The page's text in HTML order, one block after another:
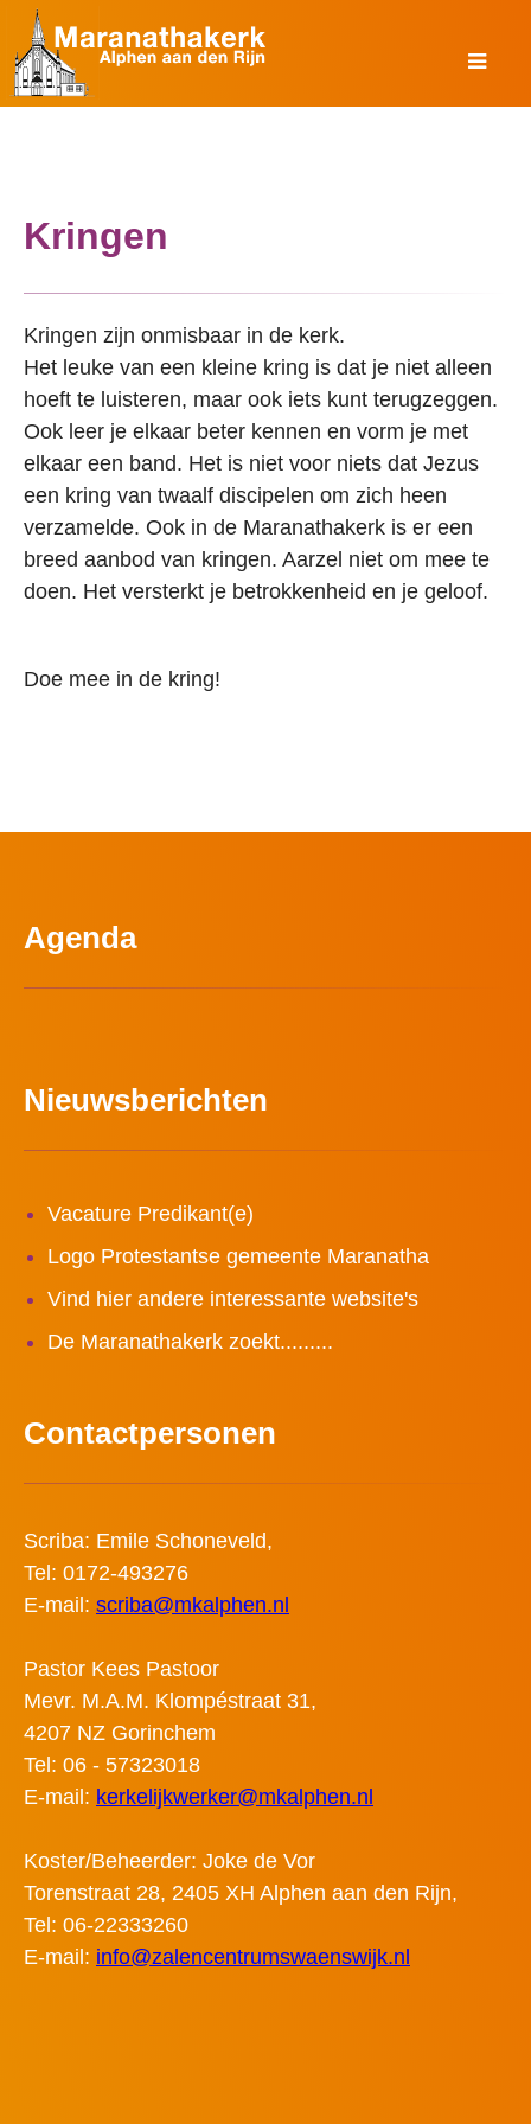
Kringen
Kringen zijn onmisbaar in de kerk.
Het leuke van een kleine kring is dat je niet alleen
hoeft te luisteren, maar ook iets kunt terugzeggen.
Ook leer je elkaar beter kennen en vorm je met
elkaar een band. Het is niet voor niets dat Jezus
een kring van twaalf discipelen om zich heen
verzamelde. Ook in de Maranathakerk is er een
breed aanbod van kringen. Aarzel niet om mee te
doen. Het versterkt je betrokkenheid en je geloof.
Doe mee in de kring!
Agenda
Nieuwsberichten
Vacature Predikant(e)
Logo Protestantse gemeente Maranatha
Vind hier andere interessante website's
De Maranathakerk zoekt.........
Contactpersonen
Scriba: Emile Schoneveld,
Tel: 0172-493276
E-mail: scriba@mkalphen.nl
Pastor Kees Pastoor
Mevr. M.A.M. Klompéstraat 31,
4207 NZ Gorinchem
Tel: 06 - 57323018
E-mail: kerkelijkwerker@mkalphen.nl
Koster/Beheerder: Joke de Vor
Torenstraat 28, 2405 XH Alphen aan den Rijn,
Tel: 06-22333260
E-mail: info@zalencentrumswaenswijk.nl